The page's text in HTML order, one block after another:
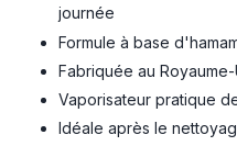
journée
Formule à base
Fabriquée au Royaume-
Vaporisateur pratique
Idéale après le